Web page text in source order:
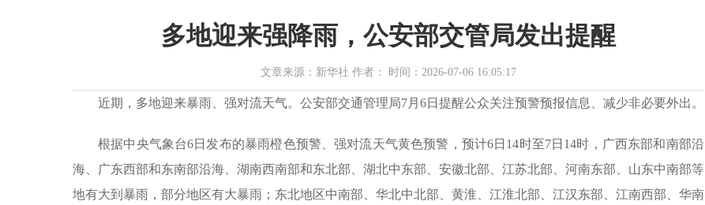
多地迎来强降雨，公安部交管局发出提醒
文章来源：新华社 作者： 时间：2026-07-06 16:05:17
近期，多地迎来暴雨、强对流天气。公安部交通管理局7月6日提醒公众关注预警预报信息、减少非必要外出。
根据中央气象台6日发布的暴雨橙色预警、强对流天气黄色预警，预计6日14时至7日14时，广西东部和南部沿
海、广东西部和东南部沿海、湖南西南部和东北部、湖北中东部、安徽北部、江苏北部、河南东部、山东中南部等
地有大到暴雨，部分地区有大暴雨；东北地区中南部、华北中北部、黄淮、江淮北部、江汉东部、江南西部、华南